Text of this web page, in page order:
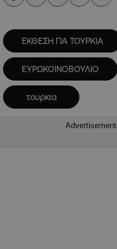
ΕΚΘΕΣΗ ΓΙΑ ΤΟΥΡΚΙΑ
ΕΥΡΩΚΟΙΝΟΒΟΥΛΙΟ
τουρκια
Advertisement